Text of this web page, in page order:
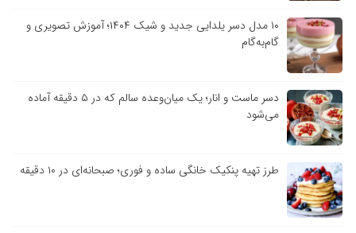
۱۰ مدل دسر یلدایی جدید و شیک ۱۴۰۴؛ آموزش تصویری و
گام‌به‌گام
دسر ماست و انار؛ یک میان‌وعده سالم که در ۵ دقیقه آماده
می‌شود
طرز تهیه پنکیک خانگی ساده و فوری؛ صبحانه‌ای در ۱۰ دقیقه